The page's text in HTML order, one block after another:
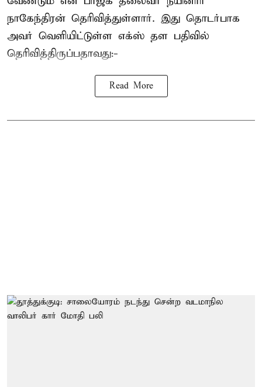
நாகேந்திரன் தெரிவித்துள்ளார். இது தொடர்பாக
அவர் வெளியிட்டுள்ள எக்ஸ் தள பதிவில்
தெரிவித்திருப்பதாவது:-
Read More